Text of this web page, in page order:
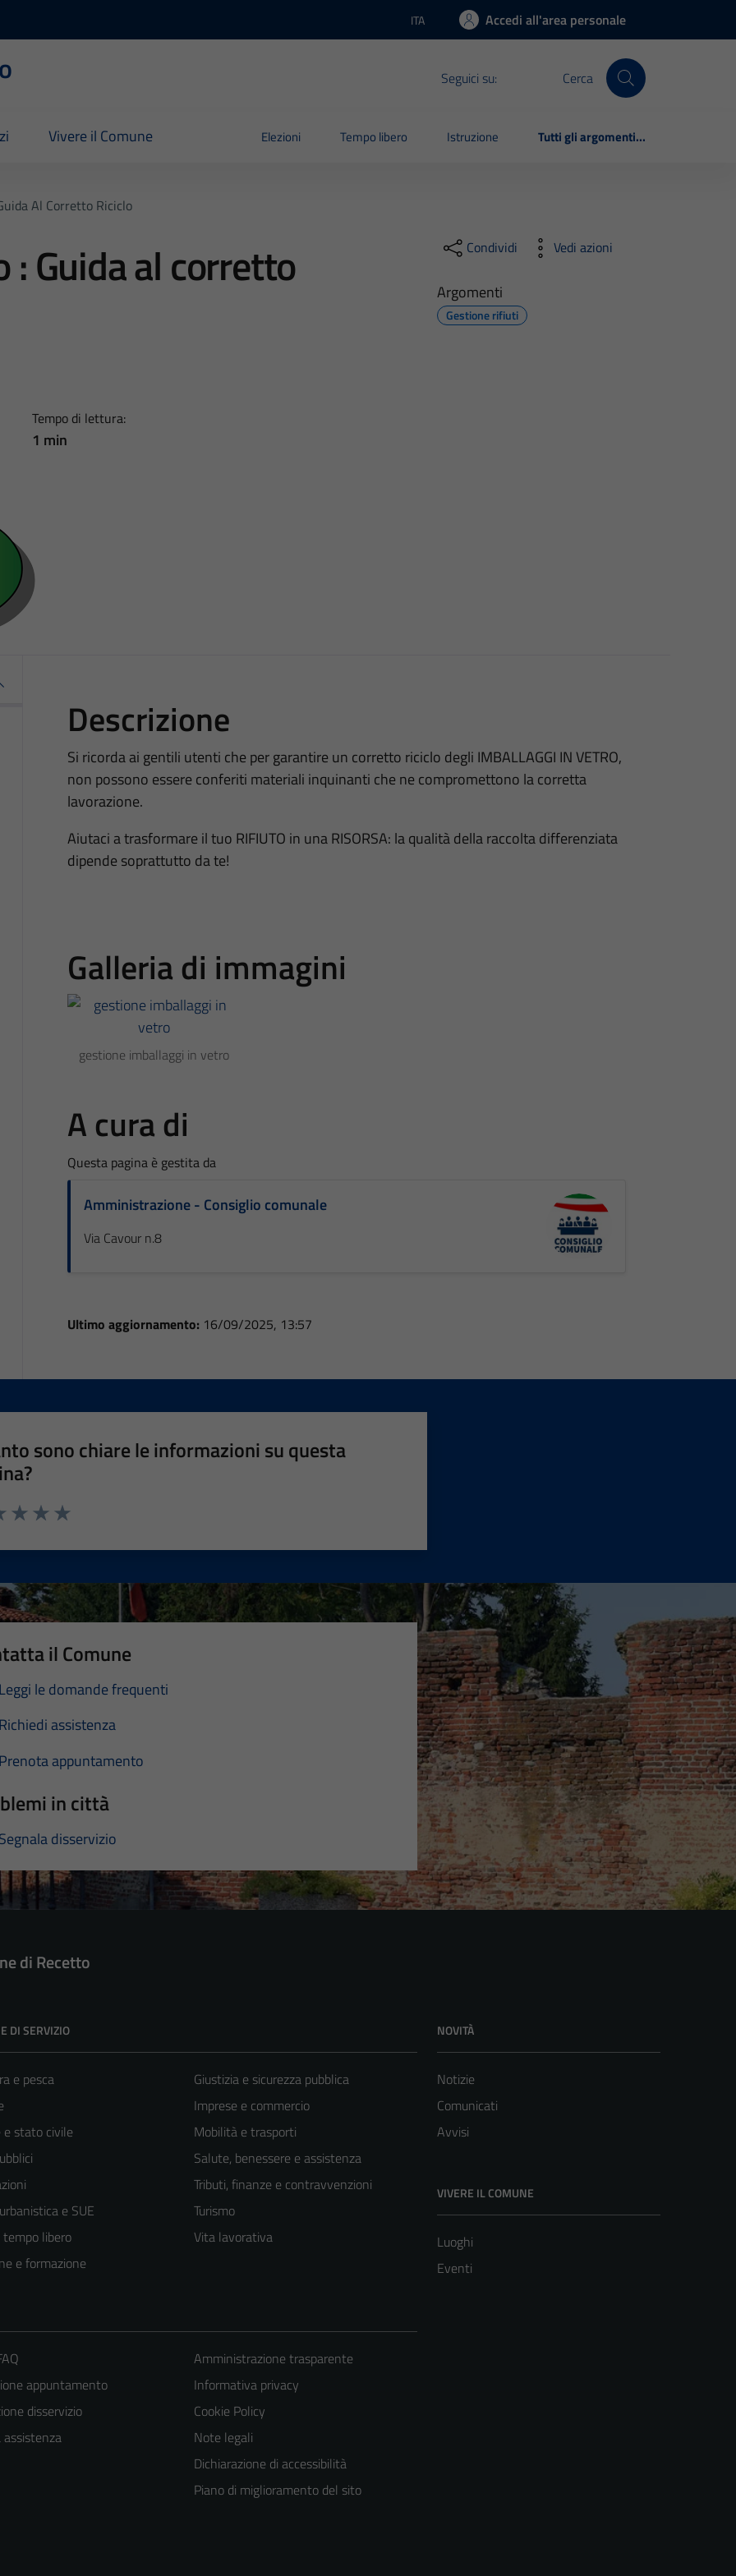
Lingua attiva:
ITA Accedi all'area personale
Seguici su: Cerca
Vivere il Comune Elezioni Tempo libero Istruzione Tutti gli argomenti...
Al Corretto Riciclo
Guida al corretto
Tempo di lettura:
1 min
Condividi Vedi azioni
Argomenti
Gestione rifiuti
Descrizione
Si ricorda ai gentili utenti che per garantire un corretto riciclo degli IMBALLAGGI IN VETRO,
non possono essere conferiti materiali inquinanti che ne compromettono la corretta
lavorazione.
Aiutaci a trasformare il tuo RIFIUTO in una RISORSA: la qualità della raccolta differenziata
dipende soprattutto da te!
Galleria di immagini
gestione imballaggi in vetro
A cura di
Questa pagina è gestita da
Amministrazione - Consiglio comunale
Via Cavour n.8
Ultimo aggiornamento: 16/09/2025, 13:57
sono chiare le informazioni su questa
il Comune
le domande frequenti
assistenza
appuntamento
in città
disservizio
di Recetto
DI SERVIZIO
e pesca
e stato civile
e SUE
libero
e formazione
Giustizia e sicurezza pubblica
Imprese e commercio
Mobilità e trasporti
Salute, benessere e assistenza
Tributi, finanze e contravvenzioni
Turismo
Vita lavorativa
NOVITÀ
Notizie
Comunicati
Avvisi
VIVERE IL COMUNE
Luoghi
Eventi
appuntamento
disservizio
Amministrazione trasparente
Informativa privacy
Cookie Policy
Note legali
Dichiarazione di accessibilità
Piano di miglioramento del sito